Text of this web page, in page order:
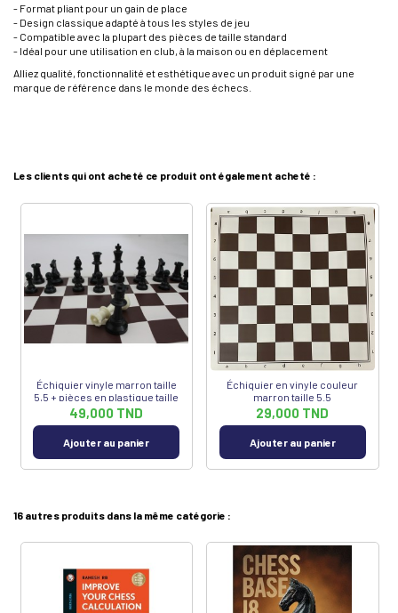
- Format pliant pour un gain de place
- Design classique adapté à tous les styles de jeu
- Compatible avec la plupart des pièces de taille standard
- Idéal pour une utilisation en club, à la maison ou en déplacement
Alliez qualité, fonctionnalité et esthétique avec un produit signé par une
marque de référence dans le monde des échecs.
Les clients qui ont acheté ce produit ont également acheté :
Échiquier vinyle marron taille
5,5 + pièces en plastique taille
5
49,000 TND
Ajouter au panier
Échiquier en vinyle couleur
marron taille 5.5
29,000 TND
Ajouter au panier
16 autres produits dans la même catégorie :